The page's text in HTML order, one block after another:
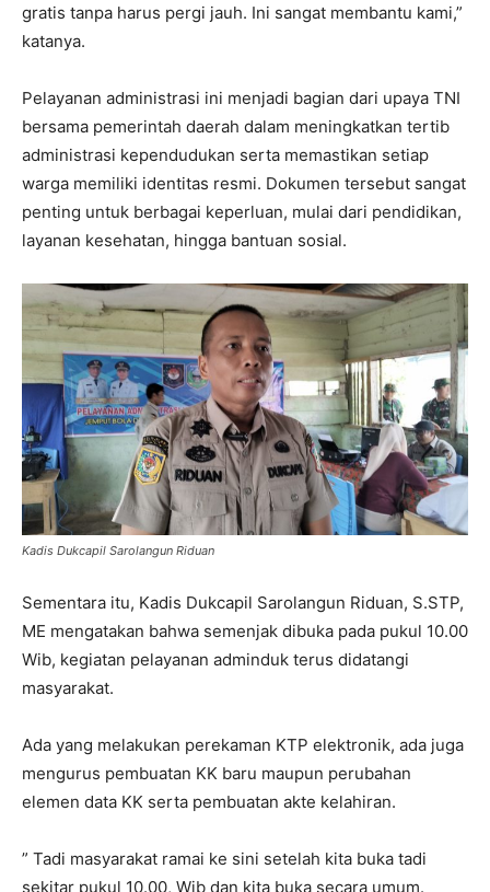
gratis tanpa harus pergi jauh. Ini sangat membantu kami,”
katanya.
Pelayanan administrasi ini menjadi bagian dari upaya TNI
bersama pemerintah daerah dalam meningkatkan tertib
administrasi kependudukan serta memastikan setiap
warga memiliki identitas resmi. Dokumen tersebut sangat
penting untuk berbagai keperluan, mulai dari pendidikan,
layanan kesehatan, hingga bantuan sosial.
Kadis Dukcapil Sarolangun Riduan
Sementara itu, Kadis Dukcapil Sarolangun Riduan, S.STP,
ME mengatakan bahwa semenjak dibuka pada pukul 10.00
Wib, kegiatan pelayanan adminduk terus didatangi
masyarakat.
Ada yang melakukan perekaman KTP elektronik, ada juga
mengurus pembuatan KK baru maupun perubahan
elemen data KK serta pembuatan akte kelahiran.
” Tadi masyarakat ramai ke sini setelah kita buka tadi
sekitar pukul 10.00, Wib dan kita buka secara umum.